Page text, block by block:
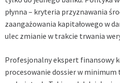
płynna – kryteria przyznawania
zaangażowania kapitałowego w
ulec zmianie w trakcie trwania
Profesjonalny ekspert finansowy
procesowanie dossier w minimum